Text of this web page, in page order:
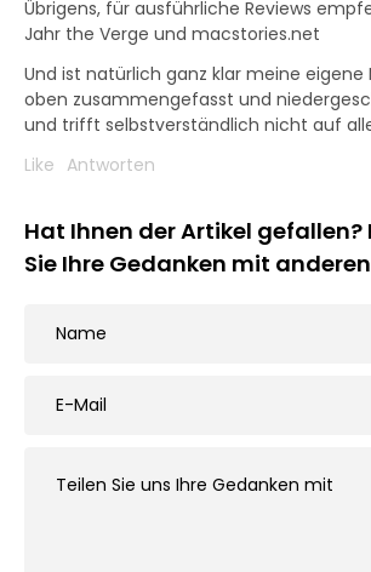
Übrigens, für ausführliche Reviews
Jahr the Verge und macstories.net
Und ist natürlich ganz klar meine eigene
oben zusammengefasst und
und trifft selbstverständlich nicht auf
Like Antworten
Hat Ihnen der Artikel gefallen?
Sie Ihre Gedanken mit